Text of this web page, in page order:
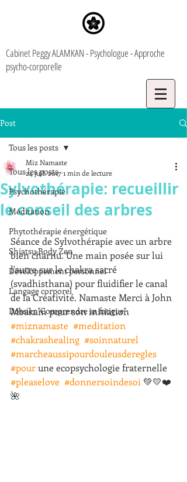
Cabinet Peggy ALAMKAN - Psychologue - Approche
psycho-corporelle
Post
Tous les posts
Psychothérapie
Méditation
Phytothérapie énergétique
Shiatsu Body Zen
Développement personnel
Langage corporel
Dossier "Comprendre sa fatigue"
Tous les posts
Sylvothérapie: recueillir
le conseil des arbres
Miz Namaste
24 juil. 20171 min de lecture
Séance de Sylvothérapie avec un arbre
bien charnu. Une main posée sur lui
l'autre sur le chakra sacré
(svadhisthana) pour fluidifier le canal
de la Créativité. Namaste Merci à John
Mbakam pour son initiation
#miznamaste #meditation
#chakrashealing #soinnaturel
#marcheaussipourdouleusderegles
#pour une ecopsychologie fraternelle
#pleaselove #donnersoindesoi 💚💛❤️
🌺